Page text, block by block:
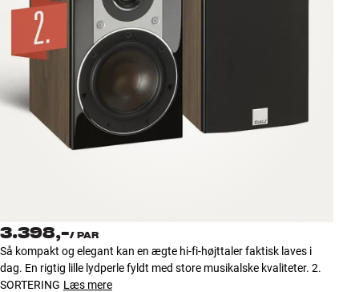
INSPIRATION
MÆRKER
NYHEDER
Kundeservice
Log ind
Kundeservice
Byg med Lyd
3.398,-/ PAR
Så kompakt og elegant kan en ægte hi-fi-højttaler faktisk laves i
dag. En rigtig lille lydperle fyldt med store musikalske kvaliteter. 2.
SORTERING Læs mere